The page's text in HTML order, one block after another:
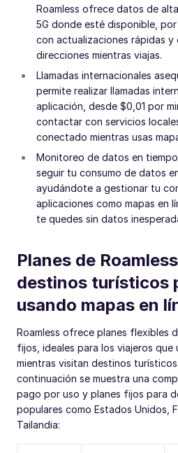
Roamless ofrece datos de
5G donde esté disponible,
con actualizaciones rápidas y
direcciones mientras viajas.
Llamadas internacionales
permite realizar llamadas
aplicación, desde $0,01 por
contactar con servicios
conectado mientras usas
Monitoreo de datos en
seguir tu consumo de datos
ayudándote a gestionar tu
aplicaciones como mapas en
te quedes sin datos
Planes de
destinos turísticos
usando mapas en
Roamless ofrece planes flexibles
fijos, ideales para los viajeros que
mientras visitan destinos
continuación se muestra una
pago por uso y planes fijos para
populares como Estados Unidos,
Tailandia: